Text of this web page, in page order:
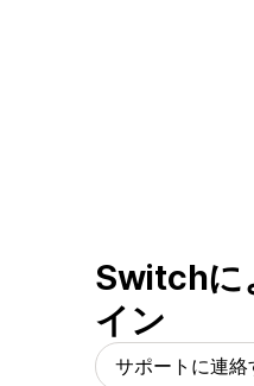
Switchに
イン
サポートに連絡